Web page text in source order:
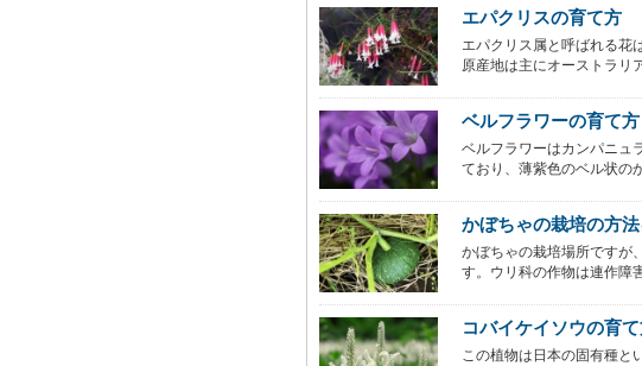
エパクリスの育て方
エパクリス属と呼ばれる花
原産地は主にオーストラリ
ベルフラワーの育て方
ベルフラワーはカンパニュ
ており、薄紫色のベル状の
かぼちゃの栽培の方法
かぼちゃの栽培場所ですが
す。ウリ科の作物は連作障
コバイケイソウの育
この植物は日本の固有種と